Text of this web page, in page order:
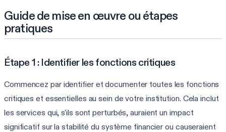
Guide de mise en œuvre ou étapes
pratiques
Étape 1 : Identifier les fonctions critiques
Commencez par identifier et documenter toutes les fonctions
critiques et essentielles au sein de votre institution. Cela inclut
les services qui, s'ils sont perturbés, auraient un impact
significatif sur la stabilité du système financier ou causeraient